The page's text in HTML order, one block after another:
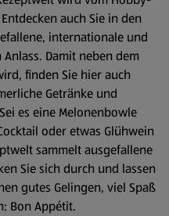
auch Sie in den
internationale und
Damit neben dem
finden Sie hier auch
Getränke und
es eine Melonenbowle
oder etwas Glühwein
sammelt ausgefallene
Sie sich durch und lassen
gutes Gelingen, viel Spaß
Bon Appétit.